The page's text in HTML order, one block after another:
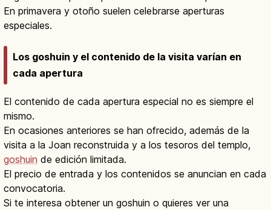
En primavera y otoño suelen celebrarse aperturas
especiales.
Los goshuin y el contenido de la visita varían en
cada apertura
El contenido de cada apertura especial no es siempre el
mismo.
En ocasiones anteriores se han ofrecido, además de la
visita a la Joan reconstruida y a los tesoros del templo,
goshuin de edición limitada.
El precio de entrada y los contenidos se anuncian en cada
convocatoria.
Si te interesa obtener un goshuin o quieres ver una